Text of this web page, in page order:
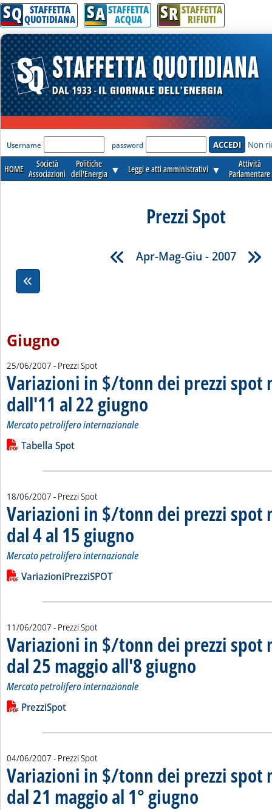
SQ STAFFETTA
QUOTIDIANA SA STAFFETTA
ACQUA SR STAFFETTA
RIFIUTI
'Modulo Login per accedere'
Username password Non
HOME
Società
Associazioni
Politiche
dell'Energia ▼ Leggi e atti amministrativi ▼
Attività
Parlamentare
Prezzi Spot
Apr-Mag-Giu - 2007
Giugno
25/06/2007 - Prezzi Spot
Variazioni in $/tonn dei prezzi spot
dall'11 al 22 giugno . Sottotitolo: Mercato petrolifero
. Pubblicata lunedì 25 giugno 2007 alle
Mercato petrolifero internazionale
Leggi tutta la notizia: 'Variazioni in $/tonn dei prezzi spot
Lista allegati PDF alla notizia
Tabella Spot
18/06/2007 - Prezzi Spot
Variazioni in $/tonn dei prezzi spot
dal 4 al 15 giugno . Sottotitolo: Mercato petrolifero internazionale
. Pubblicata lunedì 18 giugno 2007 alle 14.58.
Mercato petrolifero internazionale
Leggi tutta la notizia: 'Variazioni in $/tonn dei prezzi spot
Lista allegati PDF alla notizia
VariazioniPrezziSPOT
11/06/2007 - Prezzi Spot
Variazioni in $/tonn dei prezzi spot
dal 25 maggio all'8 giugno . Sottotitolo: Mercato
. Pubblicata lunedì 11
Mercato petrolifero internazionale
Leggi tutta la notizia: 'Variazioni in $/tonn dei prezzi spot
Lista allegati PDF alla notizia
PrezziSpot
04/06/2007 - Prezzi Spot
Variazioni in $/tonn dei prezzi spot
dal 21 maggio al 1° giugno . Sottotitolo: Mercato
. Pubblicata lunedì 04